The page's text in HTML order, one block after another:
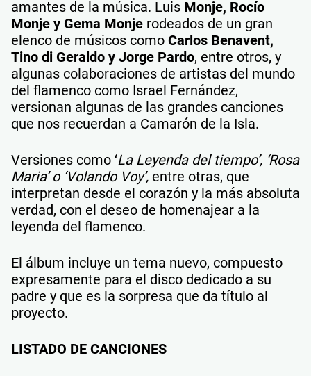
amantes de la música. Luis Monje, Rocío
Monje y Gema Monje rodeados de un gran
elenco de músicos como Carlos Benavent,
Tino di Geraldo y Jorge Pardo, entre otros, y
algunas colaboraciones de artistas del mundo
del flamenco como Israel Fernández,
versionan algunas de las grandes canciones
que nos recuerdan a Camarón de la Isla.
Versiones como ‘La Leyenda del tiempo’, ‘Rosa
Maria’ o ‘Volando Voy’, entre otras, que
interpretan desde el corazón y la más absoluta
verdad, con el deseo de homenajear a la
leyenda del flamenco.
El álbum incluye un tema nuevo, compuesto
expresamente para el disco dedicado a su
padre y que es la sorpresa que da título al
proyecto.
LISTADO DE CANCIONES